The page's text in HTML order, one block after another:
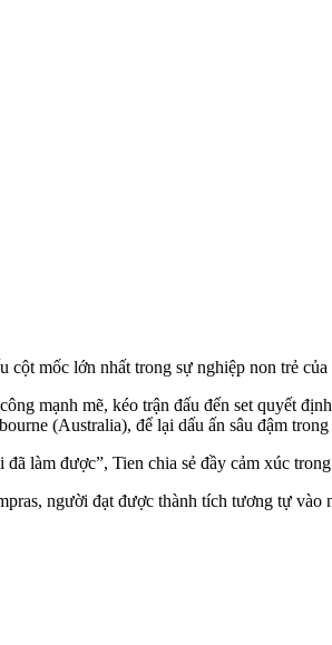
cột mốc lớn nhất trong sự nghiệp non trẻ của
mạnh mẽ, kéo trận đấu đến set quyết
(Australia), để lại dấu ấn sâu đậm
làm được”, Tien chia sẻ đầy cảm xúc
người đạt được thành tích tương tự vào